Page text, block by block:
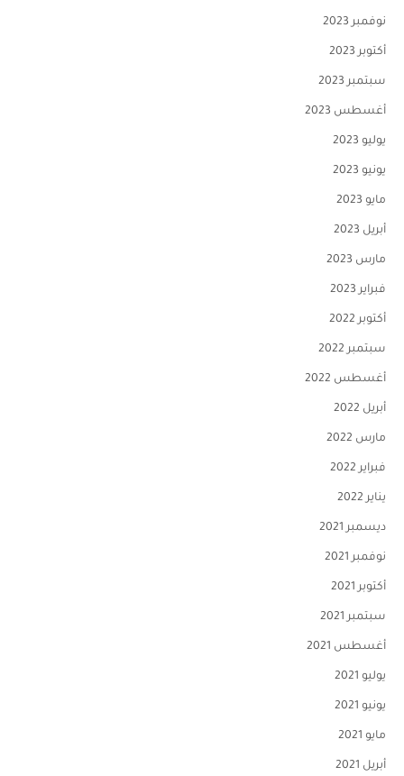
نوفمبر 2023
أكتوبر 2023
سبتمبر 2023
أغسطس 2023
يوليو 2023
يونيو 2023
مايو 2023
أبريل 2023
مارس 2023
فبراير 2023
أكتوبر 2022
سبتمبر 2022
أغسطس 2022
أبريل 2022
مارس 2022
فبراير 2022
يناير 2022
ديسمبر 2021
نوفمبر 2021
أكتوبر 2021
سبتمبر 2021
أغسطس 2021
يوليو 2021
يونيو 2021
مايو 2021
أبريل 2021